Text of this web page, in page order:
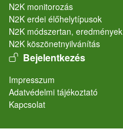
N2K monitorozás
N2K erdei élőhelytípusok
N2K módszertan, eredmények
N2K köszönetnyilvánítás
User account menu
Bejelentkezés
Lábléc
Impresszum
Adatvédelmi tájékoztató
Kapcsolat